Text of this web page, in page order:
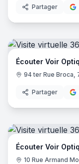
Partager
Écouter Voir
94 ter Rue Broca,
Partager
Écouter Voir
10 Rue Armand